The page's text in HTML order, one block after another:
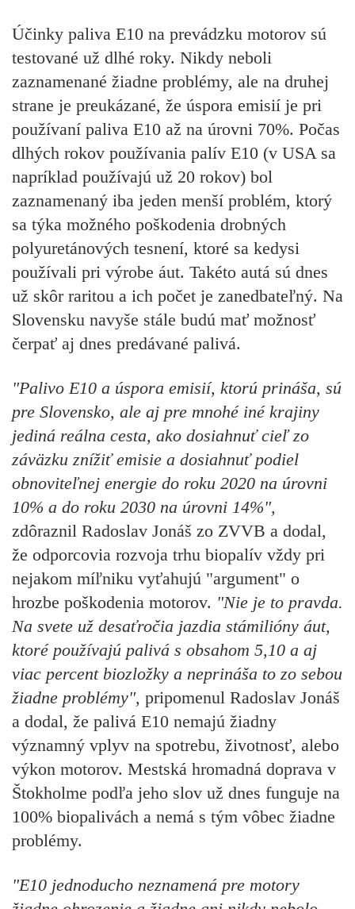
Účinky paliva E10 na prevádzku motorov sú
testované už dlhé roky. Nikdy neboli
zaznamenané žiadne problémy, ale na druhej
strane je preukázané, že úspora emisií je pri
používaní paliva E10 až na úrovni 70%. Počas
dlhých rokov používania palív E10 (v USA sa
napríklad používajú už 20 rokov) bol
zaznamenaný iba jeden menší problém, ktorý
sa týka možného poškodenia drobných
polyuretánových tesnení, ktoré sa kedysi
používali pri výrobe áut. Takéto autá sú dnes
už skôr raritou a ich počet je zanedbateľný. Na
Slovensku navyše stále budú mať možnosť
čerpať aj dnes predávané palivá.
"Palivo E10 a úspora emisií, ktorú prináša, sú
pre Slovensko, ale aj pre mnohé iné krajiny
jediná reálna cesta, ako dosiahnuť cieľ zo
záväzku znížiť emisie a dosiahnuť podiel
obnoviteľnej energie do roku 2020 na úrovni
10% a do roku 2030 na úrovni 14%",
zdôraznil Radoslav Jonáš zo ZVVB a dodal,
že odporcovia rozvoja trhu biopalív vždy pri
nejakom míľniku vyťahujú "argument" o
hrozbe poškodenia motorov. "Nie je to pravda.
Na svete už desaťročia jazdia stámilióny áut,
ktoré používajú palivá s obsahom 5,10 a aj
viac percent biozložky a neprináša to zo sebou
žiadne problémy", pripomenul Radoslav Jonáš
a dodal, že palivá E10 nemajú žiadny
významný vplyv na spotrebu, životnosť, alebo
výkon motorov. Mestská hromadná doprava v
Štokholme podľa jeho slov už dnes funguje na
100% biopalivách a nemá s tým vôbec žiadne
problémy.
"E10 jednoducho neznamená pre motory